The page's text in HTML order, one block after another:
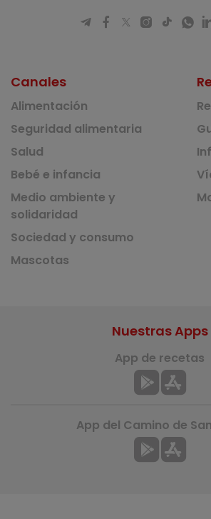
Canales
Alimentación
Seguridad alimentaria
Salud
Bebé e infancia
Medio ambiente y
solidaridad
Sociedad y consumo
Mascotas
Nuestras Apps
App de recetas
App del Camino de